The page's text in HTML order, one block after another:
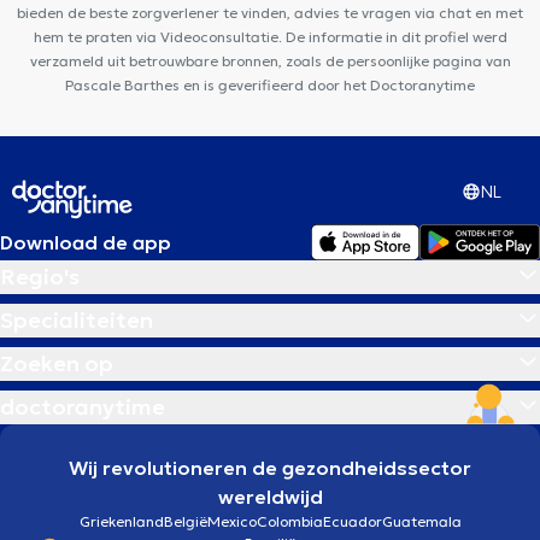
bieden de beste zorgverlener te vinden, advies te vragen via chat en met
hem te praten via Videoconsultatie. De informatie in dit profiel werd
verzameld uit betrouwbare bronnen, zoals de persoonlijke pagina van
Pascale Barthes en is geverifieerd door het Doctoranytime
NL
Download de app
Wij revolutioneren de gezondheidssector
wereldwijd
GriekenlandBelgiëMexicoColombiaEcuadorGuatemala